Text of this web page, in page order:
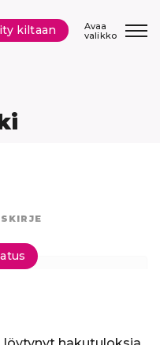
Avaa
valikko
kiltaan